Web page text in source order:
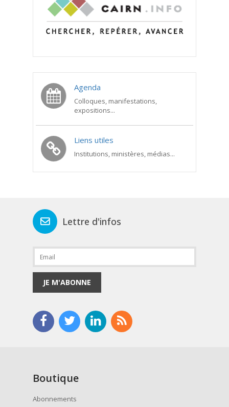
Agenda
Colloques, manifestations,
expositions...
Liens utiles
Institutions, ministères, médias...
Lettre d'infos
JE M'ABONNE
Boutique
Abonnements